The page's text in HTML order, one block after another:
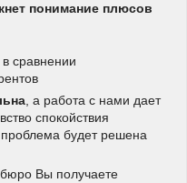
понимание плюсов
в сравнении
, а работа с нами дает
спокойствия
будет решена
Вы получаете